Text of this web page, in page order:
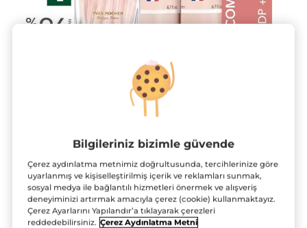
Comme Une Evidence Parfüm-Banyo
Seti-EDP 50 ml & Vücut Losyonu 200
ml & Duş Jeli 200 ml
4.7 ★★★★★
★★★★★
4.7/5
yıldız.
Bu
YORUM EKLE
SETE ÖZEL %34 INDIRIMLI FIYAT
Bilgileriniz bizimle güvende
Çerez aydınlatma metnimiz doğrultusunda, tercihlerinize göre
uyarlanmış ve kişiselleştirilmiş içerik ve reklamları sunmak,
sosyal medya ile bağlantılı hizmetleri önermek ve alışveriş
deneyiminizi artırmak amacıyla çerez (cookie) kullanmaktayız.
Çerez Ayarlarını Yapılandır’a tıklayarak çerezleri
reddedebilirsiniz. Çerez Aydınlatma Metni